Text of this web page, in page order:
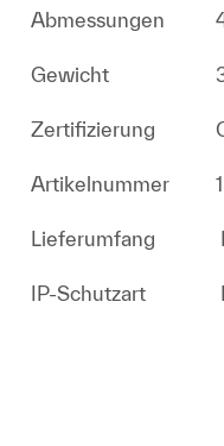
Abmessungen
Gewicht
Zertifizierung
Artikelnummer
Lieferumfang
IP-Schutzart